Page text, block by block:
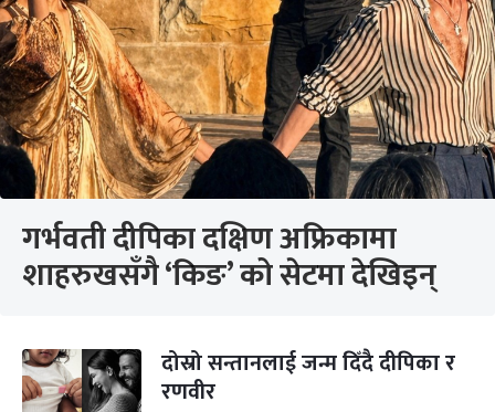
गर्भवती दीपिका दक्षिण अफ्रिकामा
शाहरुखसँगै ‘किङ’ को सेटमा देखिइन्
दोस्रो सन्तानलाई जन्म दिँदै दीपिका र
रणवीर